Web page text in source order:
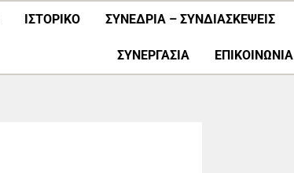
ΙΣΤΟΡΙΚΟ ΣΥΝΕΔΡΙΑ – ΣΥΝΔΙΑΣΚΕΨΕΙΣ
ΣΥΝΕΡΓΑΣΊΑ ΕΠΙΚΟΙΝΩΝΙΑ